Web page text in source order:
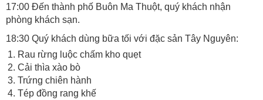
17:00 Đến thành phố Buôn Ma Thuột, quý khách nhận
phòng khách sạn.
18:30 Quý khách dùng bữa tối với đặc sản Tây Nguyên:
Rau rừng luộc chấm kho quẹt
Cải thìa xào bò
Trứng chiên hành
Tép đồng rang khế